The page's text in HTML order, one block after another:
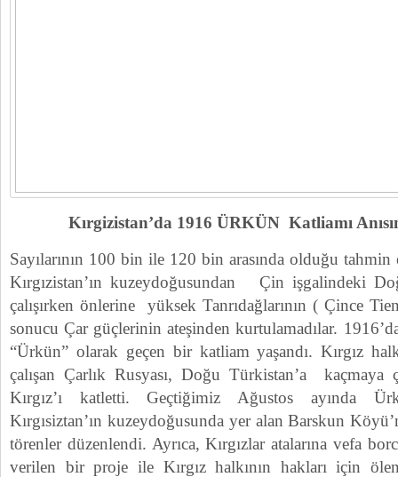
Kırgizistan’da 1916 ÜRKÜN Katliamı
Sayılarının 100 bin ile 120 bin arasında olduğu
Kırgızistan’ın kuzeydoğusundan Çin işgalindeki
çalışırken önlerine yüksek Tanrıdağlarının ( Çince
sonucu Çar güçlerinin ateşinden kurtulamadılar.
“Ürkün” olarak geçen bir katliam yaşandı. Kırgız
çalışan Çarlık Rusyası, Doğu Türkistan’a kaçmaya
Kırgız’ı katletti. Geçtiğimiz Ağustos ayında
Kırgısiztan’ın kuzeydoğusunda yer alan Barskun
törenler düzenlendi. Ayrıca, Kırgızlar atalarına vefa
verilen bir proje ile Kırgız halkının hakları için